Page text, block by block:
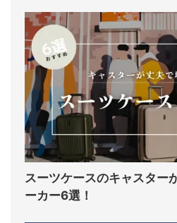
スーツケースのキャスター
ーカー6選！